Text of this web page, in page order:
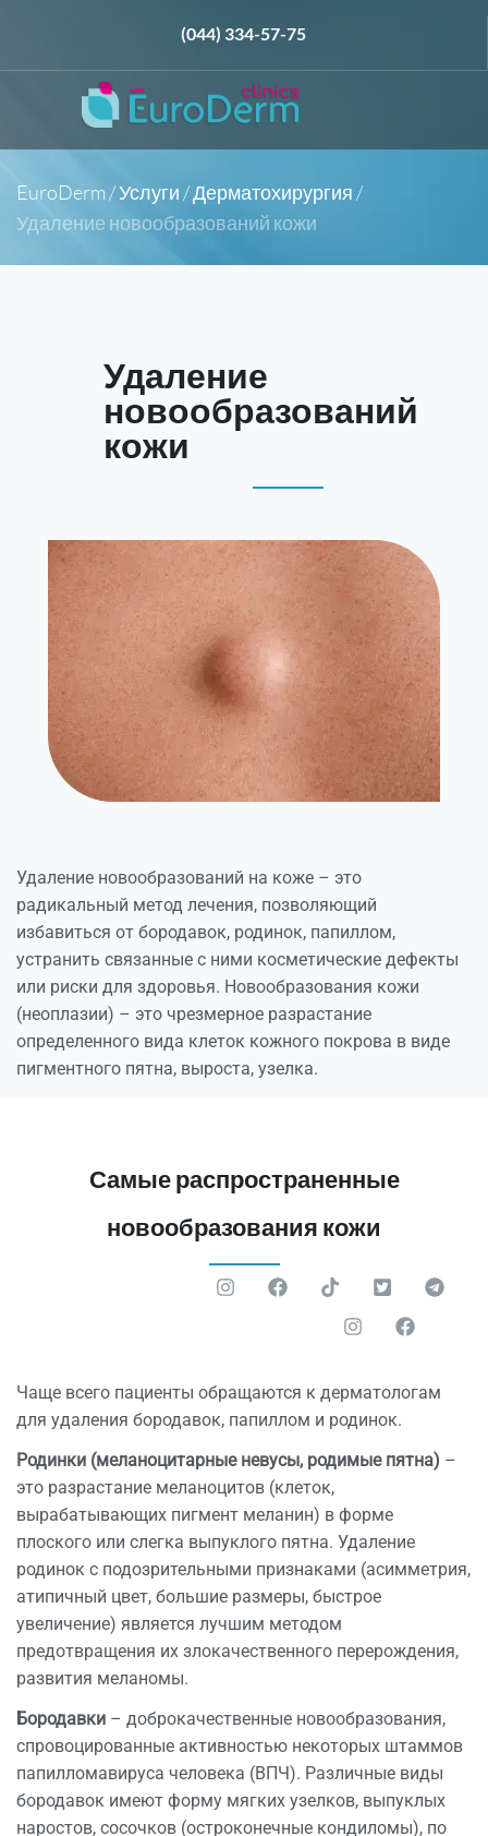
(044) 334-57-75
EuroDerm /Услуги /Дерматохирургия /
Удаление новообразований кожи
Удаление
новообразований
кожи
Удаление новообразований на коже – это
радикальный метод лечения, позволяющий
избавиться от бородавок, родинок, папиллом,
устранить связанные с ними косметические дефекты
или риски для здоровья. Новообразования кожи
(неоплазии) – это чрезмерное разрастание
определенного вида клеток кожного покрова в виде
пигментного пятна, выроста, узелка.
Самые распространенные
новообразования кожи
Чаще всего пациенты обращаются к дерматологам
для удаления бородавок, папиллом и родинок.
Родинки (меланоцитарные невусы, родимые пятна) –
это разрастание меланоцитов (клеток,
вырабатывающих пигмент меланин) в форме
плоского или слегка выпуклого пятна. Удаление
родинок с подозрительными признаками (асимметрия,
атипичный цвет, большие размеры, быстрое
увеличение) является лучшим методом
предотвращения их злокачественного перерождения,
развития меланомы.
Бородавки – доброкачественные новообразования,
спровоцированные активностью некоторых штаммов
папилломавируса человека (ВПЧ). Различные виды
бородавок имеют форму мягких узелков, выпуклых
наростов, сосочков (остроконечные кондиломы), по